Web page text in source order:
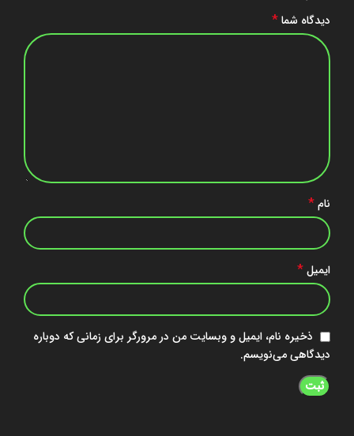
دیدگاه شما*
نام*
ایمیل*
ذخیره نام، ایمیل و وبسایت من در مرورگر برای زمانی که دوباره
دیدگاهی می‌نویسم.